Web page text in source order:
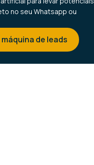
no seu Whatsapp ou
máquina de leads